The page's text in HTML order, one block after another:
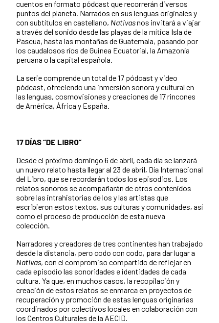
cuentos en formato pódcast que recorrerán diversos
puntos del planeta. Narrados en sus lenguas originales y
con subtítulos en castellano, Nativasnos invitará a viajar
a través del sonido desde las playas de la mítica Isla de
Pascua, hasta las montañas de Guatemala, pasando por
los caudalosos ríos de Guinea Ecuatorial, la Amazonía
peruana o la capital española.
La serie comprende un total de 17 pódcast y video
pódcast, ofreciendo una inmersión sonora y cultural en
las lenguas, cosmovisiones y creaciones de 17 rincones
de América, África y España.
17 DÍAS “DE LIBRO”
Desde el próximo domingo 6 de abril, cada día se lanzará
un nuevo relato hasta llegar al 23 de abril, Día Internacional
del Libro, que se recordarán todos los episodios. Los
relatos sonoros se acompañarán de otros contenidos
sobre las intrahistorias de los y las artistas que
escribieron estos textos, sus culturas y comunidades, así
como el proceso de producción de esta nueva
colección.
Narradores y creadores de tres continentes han trabajado
desde la distancia, pero codo con codo, para dar lugar a
Nativas, con el compromiso compartido de reflejar en
cada episodio las sonoridades e identidades de cada
cultura. Ya que, en muchos casos, la recopilación y
creación de estos relatos se enmarca en proyectos de
recuperación y promoción de estas lenguas originarias
coordinados por colectivos locales en colaboración con
los Centros Culturales de la AECID.